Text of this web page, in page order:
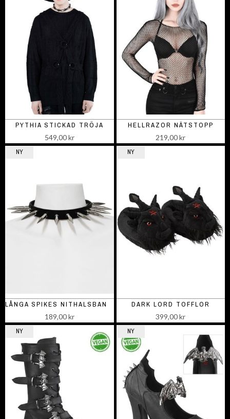
PYTHIA STICKAD TRÖJA
549,00 kr
HELLRAZOR NÄTSTOPP
219,00 kr
NY
189,00 kr
NY
DARK LORD TOFFLOR
399,00 kr
NY NY